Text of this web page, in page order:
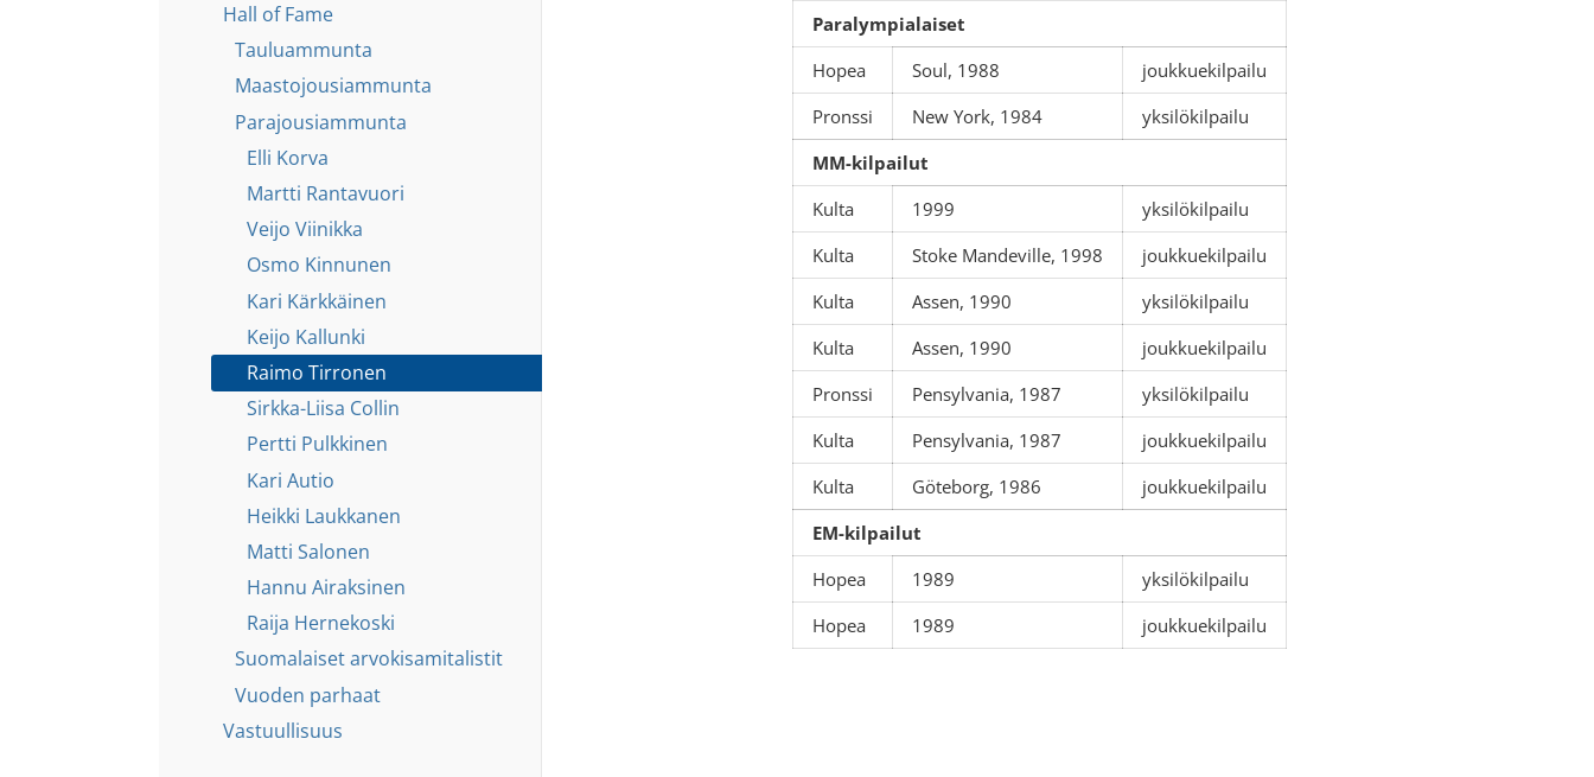
Hall of Fame
Tauluammunta
Maastojousiammunta
Parajousiammunta
Elli Korva
Martti Rantavuori
Veijo Viinikka
Osmo Kinnunen
Kari Kärkkäinen
Keijo Kallunki
Raimo Tirronen
Sirkka-Liisa Collin
Pertti Pulkkinen
Kari Autio
Heikki Laukkanen
Matti Salonen
Hannu Airaksinen
Raija Hernekoski
Suomalaiset arvokisamitalistit
Vuoden parhaat
Vastuullisuus
Paralympialaiset
Hopea
Soul, 1988
joukkuekilpailu
Pronssi
New York, 1984
yksilökilpailu
MM-kilpailut
Kulta
1999
yksilökilpailu
Kulta
Stoke Mandeville, 1998
joukkuekilpailu
Kulta
Assen, 1990
yksilökilpailu
Kulta
Assen, 1990
joukkuekilpailu
Pronssi
Pensylvania, 1987
yksilökilpailu
Kulta
Pensylvania, 1987
joukkuekilpailu
Kulta
Göteborg, 1986
joukkuekilpailu
EM-kilpailut
Hopea
1989
yksilökilpailu
Hopea
1989 joukkuekilpailu